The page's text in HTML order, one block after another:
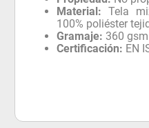
Material: Tela
100% poliéster
Gramaje: 360
Certificación: EN